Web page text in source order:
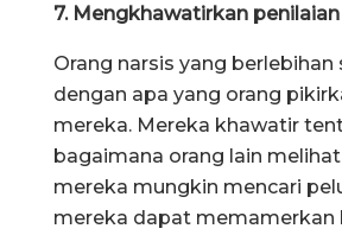
7. Mengkhawatirkan
Orang narsis yang
dengan apa yang orang
mereka. Mereka khawatir
bagaimana orang lain
mereka mungkin mencari
mereka dapat memamerkan